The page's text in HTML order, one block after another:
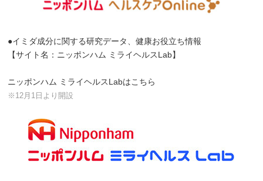
●イミダ成分に関する研究データ、健康お役立ち情報
【サイト名：ニッポンハム ミライヘルスLab】
ニッポンハム ミライヘルスLabはこちら
※12月1日より開設